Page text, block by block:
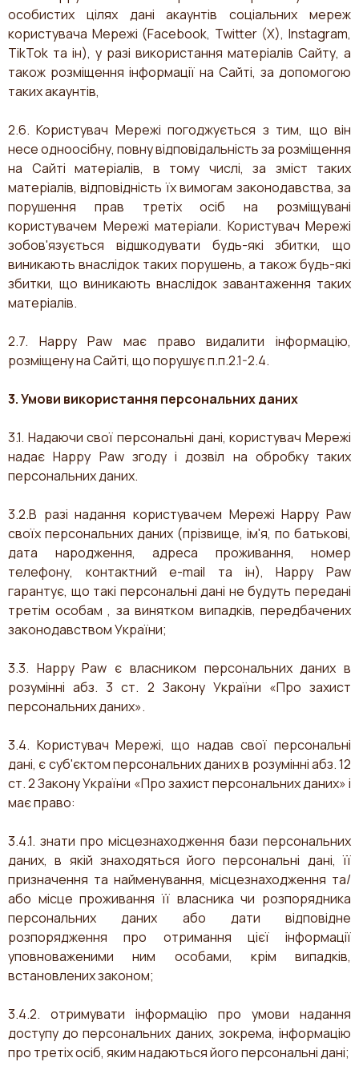
особистих цілях дані акаунтів соціальних мереж
користувача Мережі (Facebook, Twitter (X), Instagram,
TikTok та ін), у разі використання матеріалів Сайту, а
також розміщення інформації на Сайті, за допомогою
таких акаунтів,
2.6. Користувач Мережі погоджується з тим, що він
несе одноосібну, повну відповідальність за розміщення
на Сайті матеріалів, в тому числі, за зміст таких
матеріалів, відповідність їх вимогам законодавства, за
порушення прав третіх осіб на розміщувані
користувачем Мережі матеріали. Користувач Мережі
зобов'язується відшкодувати будь-які збитки, що
виникають внаслідок таких порушень, а також будь-які
збитки, що виникають внаслідок завантаження таких
матеріалів.
2.7. Happy Paw має право видалити інформацію,
розміщену на Сайті, що порушує п.п.2.1-2.4.
3. Умови використання персональних даних
3.1. Надаючи свої персональні дані, користувач Мережі
надає Happy Paw згоду і дозвіл на обробку таких
персональних даних.
3.2.В разі надання користувачем Мережі Happy Paw
своїх персональних даних (прізвище, ім'я, по батькові,
дата народження, адреса проживання, номер
телефону, контактний e-mail та ін), Happy Paw
гарантує, що такі персональні дані не будуть передані
третім особам , за винятком випадків, передбачених
законодавством України;
3.3. Happy Paw є власником персональних даних в
розумінні абз. 3 ст. 2 Закону України «Про захист
персональних даних».
3.4. Користувач Мережі, що надав свої персональні
дані, є суб'єктом персональних даних в розумінні абз. 12
ст. 2 Закону України «Про захист персональних даних» і
має право:
3.4.1. знати про місцезнаходження бази персональних
даних, в якій знаходяться його персональні дані, її
призначення та найменування, місцезнаходження та/
або місце проживання її власника чи розпорядника
персональних даних або дати відповідне
розпорядження про отримання цієї інформації
уповноваженими ним особами, крім випадків,
встановлених законом;
3.4.2. отримувати інформацію про умови надання
доступу до персональних даних, зокрема, інформацію
про третіх осіб, яким надаються його персональні дані;